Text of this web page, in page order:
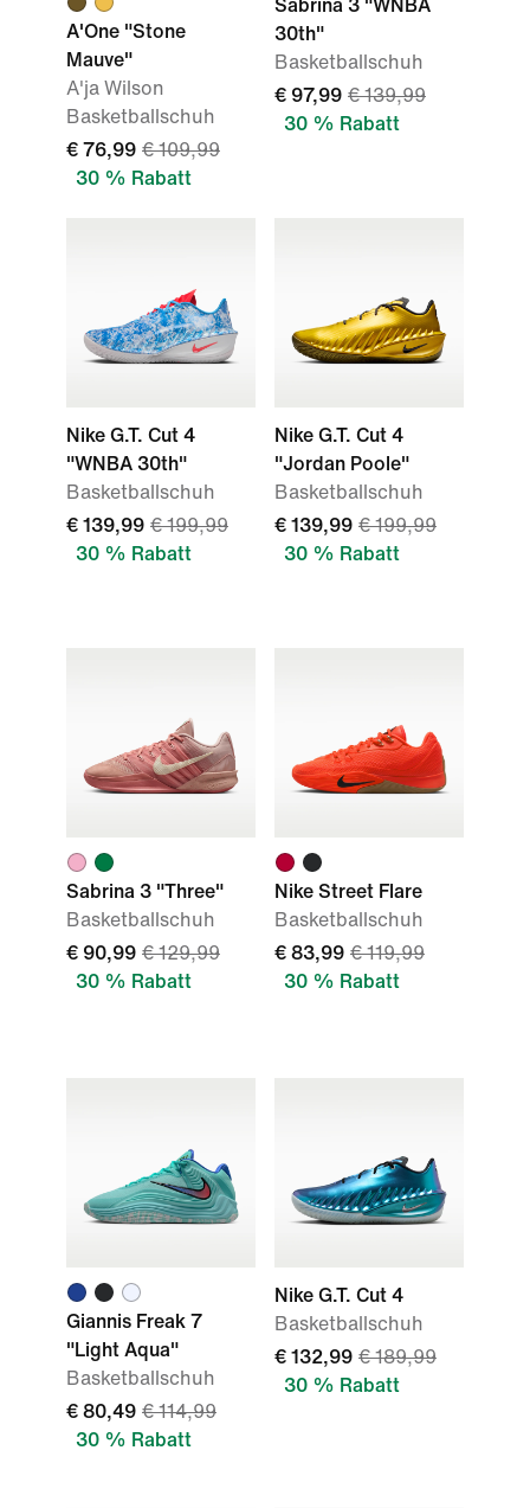
A'One "Stone
Mauve"
A'ja Wilson
Basketballschuh
€ 76,99 € 109,99
30 % Rabatt
Sabrina 3 "WNBA
30th"
Basketballschuh
€ 97,99 € 139,99
30 % Rabatt
Nike G.T. Cut 4
"WNBA 30th"
Basketballschuh
€ 139,99 € 199,99
30 % Rabatt
Nike G.T. Cut 4
"Jordan Poole"
Basketballschuh
€ 139,99 € 199,99
30 % Rabatt
Sabrina 3 "Three"
Basketballschuh
€ 90,99 € 129,99
30 % Rabatt
Nike Street Flare
Basketballschuh
€ 83,99 € 119,99
30 % Rabatt
Giannis Freak 7
"Light Aqua"
Basketballschuh
€ 80,49 € 114,99
30 % Rabatt
Nike G.T. Cut 4
Basketballschuh
€ 132,99 € 189,99
30 % Rabatt